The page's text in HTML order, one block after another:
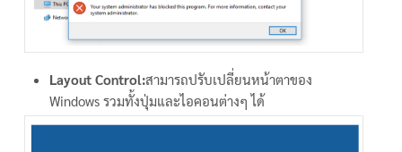
Layout Control:สามารถปรับเปลี่ยนหน้าตาของ
Windows รวมทั้งปุ่มและไอคอนต่างๆ ได้